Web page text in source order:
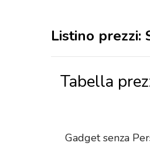
Listino prezzi:
Tabella
Gadget senza